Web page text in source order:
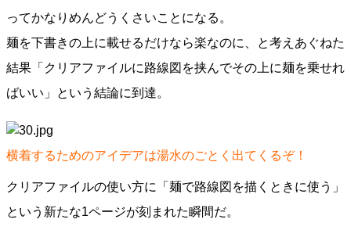
ってかなりめんどうくさいことになる。
麺を下書きの上に載せるだけなら楽なのに、と考えあぐねた
結果「クリアファイルに路線図を挟んでその上に麺を乗せれ
ばいい」という結論に到達。
横着するためのアイデアは湯水のごとく出てくるぞ！
クリアファイルの使い方に「麺で路線図を描くときに使う」
という新たな1ページが刻まれた瞬間だ。